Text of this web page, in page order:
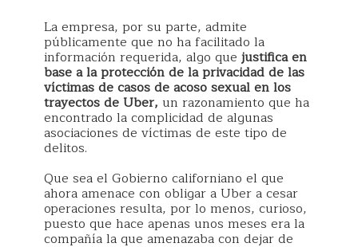
La empresa, por su parte, admite
públicamente que no ha facilitado la
información requerida, algo que justifica en
base a la protección de la privacidad de las
víctimas de casos de acoso sexual en los
trayectos de Uber, un razonamiento que ha
encontrado la complicidad de algunas
asociaciones de víctimas de este tipo de
delitos.
Que sea el Gobierno californiano el que
ahora amenace con obligar a Uber a cesar
operaciones resulta, por lo menos, curioso,
puesto que hace apenas unos meses era la
compañía la que amenazaba con dejar de